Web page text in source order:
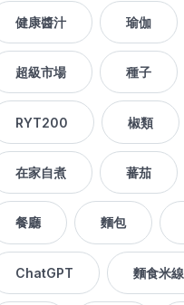
健康醬汁 瑜伽
超級市場 種子
RYT200 椒類
在家自煮 蕃茄
餐廳 麵包
ChatGPT 麵食米線